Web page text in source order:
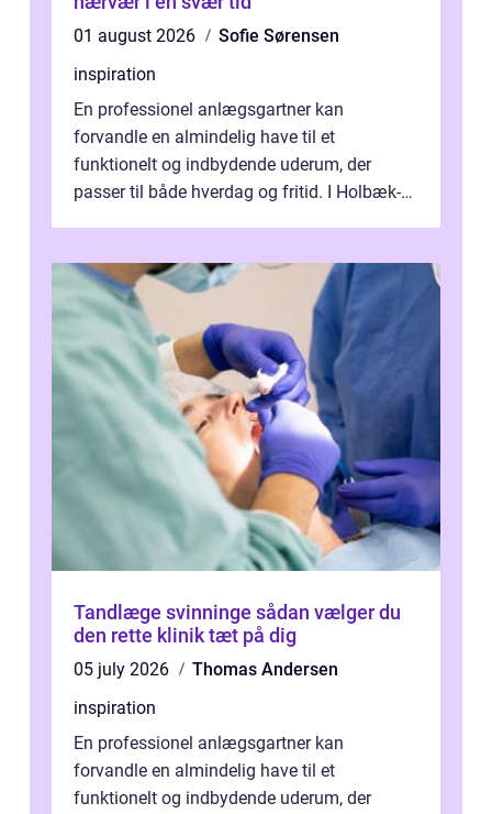
01 august 2026
Sofie Sørensen
inspiration
En professionel anlægsgartner kan
forvandle en almindelig have til et
funktionelt og indbydende uderum, der
passer til både hverdag og fritid. I Holbæk-
Tandlæge svinninge sådan vælger du
den rette klinik tæt på dig
05 july 2026
Thomas Andersen
inspiration
En professionel anlægsgartner kan
forvandle en almindelig have til et
funktionelt og indbydende uderum, der